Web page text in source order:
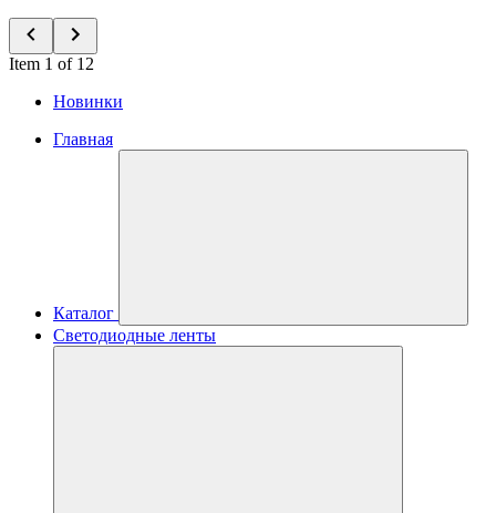
Item 1 of 12
Новинки
Главная
Каталог
Светодиодные ленты